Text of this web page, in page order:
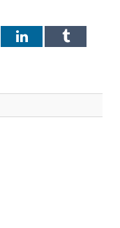
LinkedInTumblr